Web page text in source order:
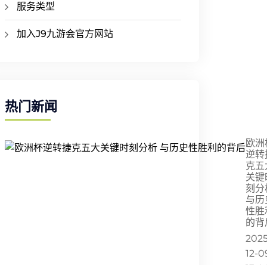
服务类型
加入J9九游会官方网站
热门新闻
欧洲
逆转
克五
关键
刻分
与历
性胜
的背
12-